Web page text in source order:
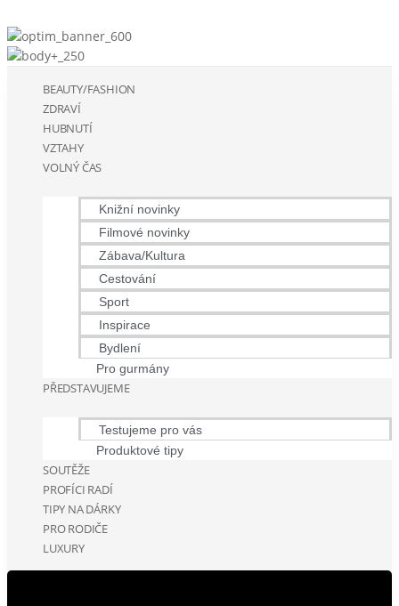
BEAUTY/FASHION
ZDRAVÍ
HUBNUTÍ
VZTAHY
VOLNÝ ČAS
Knižní novinky
Filmové novinky
Zábava/Kultura
Cestování
Sport
Inspirace
Bydlení
Pro gurmány
PŘEDSTAVUJEME
Testujeme pro vás
Produktové tipy
SOUTĚŽE
PROFÍCI RADÍ
TIPY NA DÁRKY
PRO RODIČE
LUXURY